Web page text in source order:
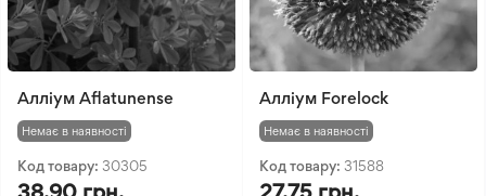
Алліум Aflatunense
Немає в наявності
Код товару: 30305
Алліум Forelock
Немає в наявності
Код товару: 31588